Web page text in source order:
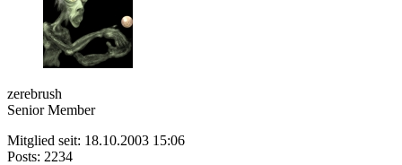
zerebrush
Senior Member
Mitglied seit: 18.10.2003 15:06
Posts: 2234